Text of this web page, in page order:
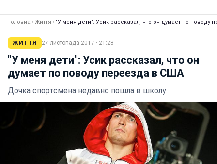
Головна › Життя › "У меня дети": Усик рассказал, что он думает по поводу
ЖИТТЯ 27 листопада 2017 · 21:28
"У меня дети": Усик рассказал, что он
думает по поводу переезда в США
Дочка спортсмена недавно пошла в школу